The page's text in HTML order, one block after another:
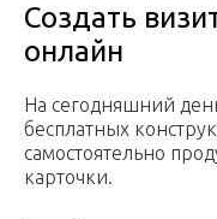
Создать
онлайн
На сегодняшний
бесплатных
самостоятельно
карточки.